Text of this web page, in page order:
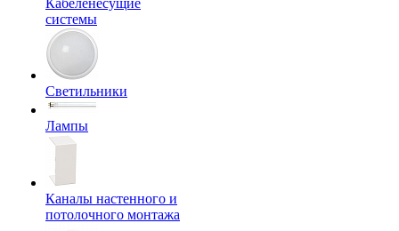
Кабеленесущие
системы
Светильники
Лампы
Каналы настенного и
потолочного монтажа